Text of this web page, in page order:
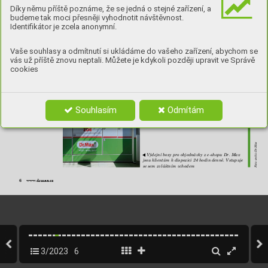
Díky němu příště poznáme, že se jedná o stejné zařízení, a
budeme tak moci přesněji vyhodnotit návštěvnost.
Identifikátor je zcela anonymní.
Vaše souhlasy a odmítnutí si ukládáme do vašeho zařízení, abychom se
vás už příště znovu neptali. Můžete je kdykoli později upravit ve Správě
cookies
Souhlasím Odmítám
6 www.drmax.cz
▲ O mimořádnou
šířku sortimentu
lékárna má
4 tisíce položek,
icíny je i relax zóna, tu nejspíš nejvíce
Výdejní boxy pro objednávky z e-shopu Dr. Max
jsou klientům k dispozici 24 hodin denně. Vstupuje
se sem zvláštním vchodem
Foto: archiv Dr.Max
▲
3/2023 6